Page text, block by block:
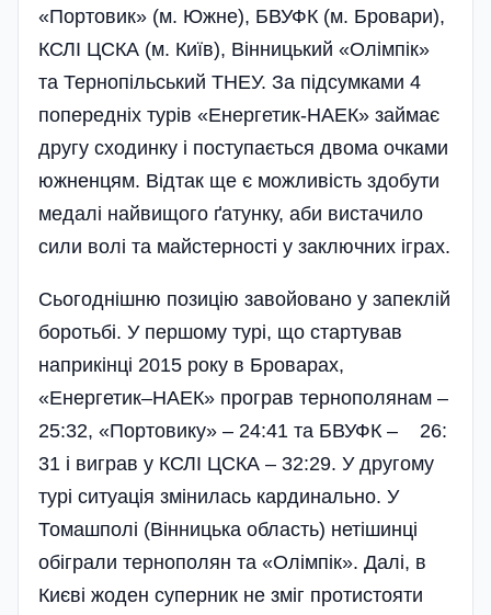
«Портовик» (м. Южне), БВУФК (м. Бровари),
КСЛІ ЦСКА (м. Київ), Вінницький «Олім­пік»
та Тернопільський ТНЕУ. За підсумками 4
попередніх турів «Енергетик-НАЕК» займає
другу сходинку і поступається двома очками
южненцям. Відтак ще є можливість здобути
медалі найвищого ґатунку, аби вистачи­ло
сили волі та майстерності у за­ключних іграх.
Сьогоднішню позицію завойовано у запеклій
боротьбі. У першому турі, що стартував
наприкінці 2015 року в Броварах,
«Енергетик–НАЕК» програв тернополянам –
25:32, «Портовику» – 24:41 та БВУФК – 26:
31 і виграв у КСЛІ ЦСКА – 32:29. У другому
турі ситуація змінилась кардинально. У
Томашп­олі (Вінницька область) нетішинці
обі­грали тернополян та «Олімпік». Далі, в
Києві жоден суперник не зміг протистояти